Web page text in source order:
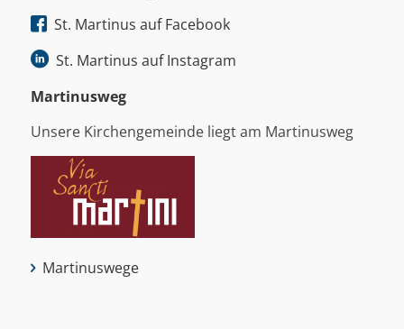
St. Martinus auf Facebook
St. Martinus auf Instagram
Martinus­weg
Unsere Kirchengemeinde liegt am Martinusweg
Martinuswege